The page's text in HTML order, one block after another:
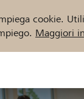
cookie.
Maggiori